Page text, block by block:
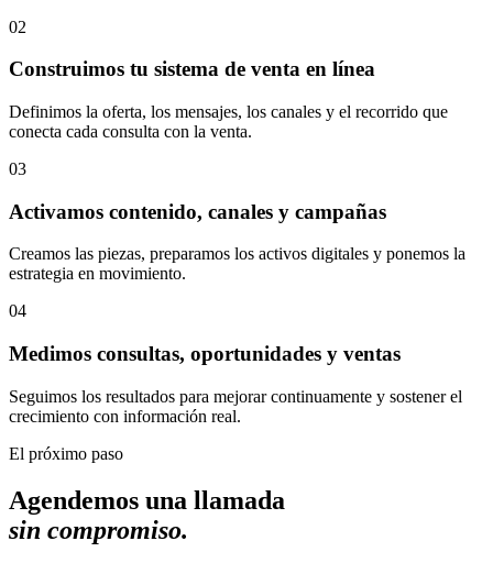
02
Construimos tu sistema de venta en línea
Definimos la oferta, los mensajes, los canales y el recorrido que
conecta cada consulta con la venta.
03
Activamos contenido, canales y campañas
Creamos las piezas, preparamos los activos digitales y ponemos la
estrategia en movimiento.
04
Medimos consultas, oportunidades y ventas
Seguimos los resultados para mejorar continuamente y sostener el
crecimiento con información real.
El próximo paso
Agendemos una llamada
sin compromiso.